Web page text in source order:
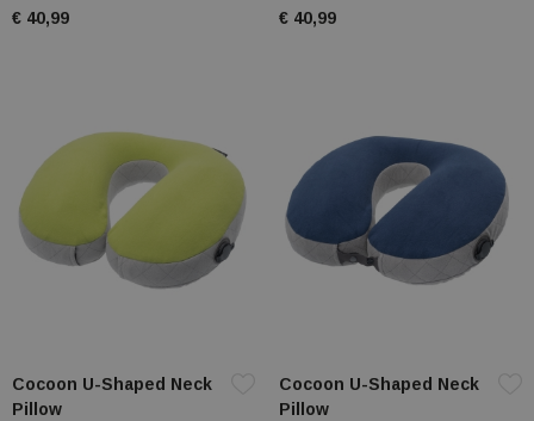
€ 40,99
€ 40,99
Cocoon U-Shaped Neck
Pillow
Cocoon U-Shaped Neck
Pillow